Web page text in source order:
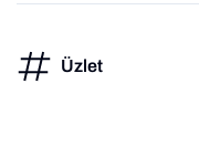
Üzlet